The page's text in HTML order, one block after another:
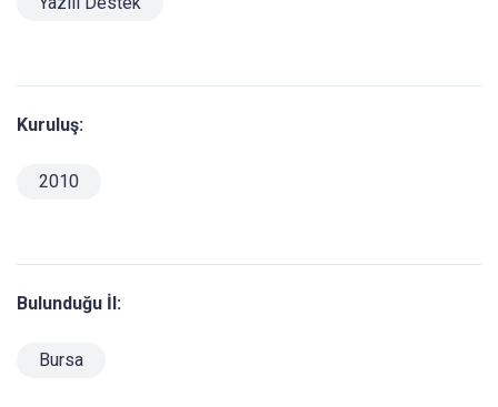
Kuruluş:
2010
Bulunduğu İl:
Bursa